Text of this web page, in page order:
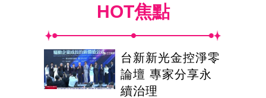
HOT焦點
台新新光金控淨零
論壇 專家分享永
續治理